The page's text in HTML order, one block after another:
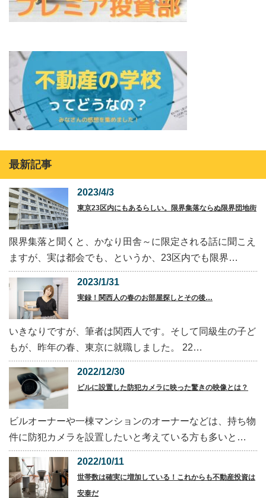
最新記事
2023/4/3
東京23区内にもあるらしい。限界集落ならぬ限界団地街
限界集落と聞くと、かなり田舎～に限定される話に聞こえ
ますが、実は都会でも、というか、23区内でも限界…
2023/1/31
実録！関西人の春のお部屋探しとその後…
いきなりですが、筆者は関西人です。そして同級生の子ど
もが、昨年の春、東京に就職しました。 22…
2022/12/30
ビルに設置した防犯カメラに映った驚きの映像とは？
ビルオーナーや一棟マンションのオーナーなどは、持ち物
件に防犯カメラを設置したいと考えている方も多いと…
2022/10/11
世帯数は確実に増加している！これからも不動産投資は
安泰だ